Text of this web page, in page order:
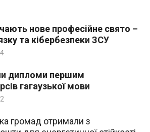
нове професійне свято –
та кібербезпеки ЗСУ
4
дипломи першим
гагаузької мови
2
громад отримали з